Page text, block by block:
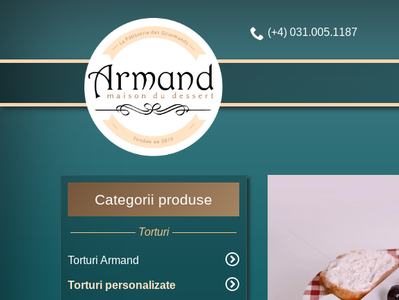
(+4) 031.005.1187
Categorii produse
Torturi
Torturi Armand
Torturi personalizate